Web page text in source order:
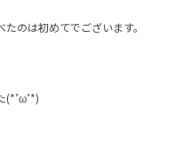
のは初めてでございます。
(*’ω’*)